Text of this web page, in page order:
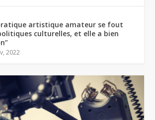
artistique amateur se fout
culturelles, et elle a bien
2022